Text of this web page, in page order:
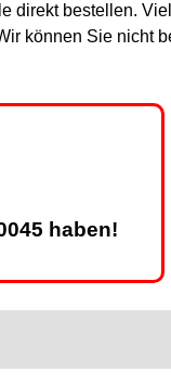
direkt bestellen.
können Sie nicht
haben!